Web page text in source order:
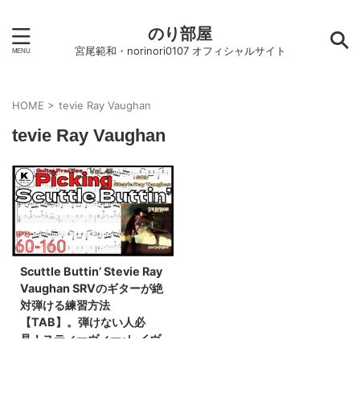
のり部屋
宮尾範和・norinori0107 オフィシャルサイト
HOME > tevie Ray Vaughan
tevie Ray Vaughan
Scuttle Buttin’ Stevie Ray
Vaughan SRVのギターが絶
対弾ける練習方法
【TAB】。弾けない人必
見！スティーヴィー･レイヴ